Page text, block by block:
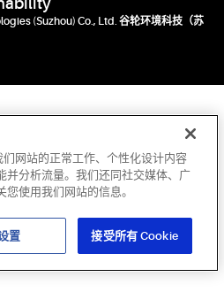
(Suzhou) Co., Ltd. 谷轮环境科技（苏
网站的正常工作、个性化设计内容
并分析流量。我们还同社交媒体、广
使用我们网站的信息。
置 接受所有 Cookie